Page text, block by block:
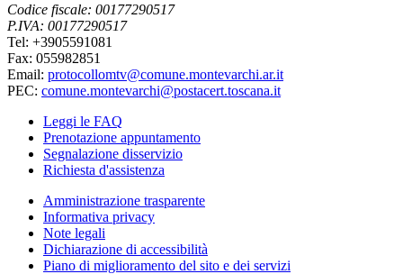
Codice fiscale: 00177290517
P.IVA: 00177290517
Tel: +3905591081
Fax: 055982851
Email: protocollomtv@comune.montevarchi.ar.it
PEC: comune.montevarchi@postacert.toscana.it
Leggi le FAQ
Prenotazione appuntamento
Segnalazione disservizio
Richiesta d'assistenza
Amministrazione trasparente
Informativa privacy
Note legali
Dichiarazione di accessibilità
Piano di miglioramento del sito e dei servizi